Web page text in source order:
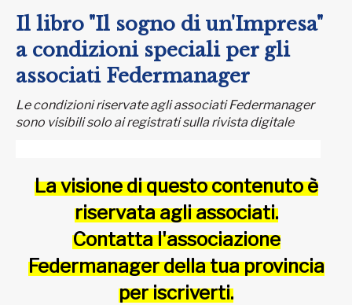
Il libro "Il sogno di un'Impresa"
a condizioni speciali per gli
associati Federmanager
Le condizioni riservate agli associati Federmanager
sono visibili solo ai registrati sulla rivista digitale
La visione di questo contenuto è
riservata agli associati.
Contatta l'associazione
Federmanager della tua provincia
per iscriverti.